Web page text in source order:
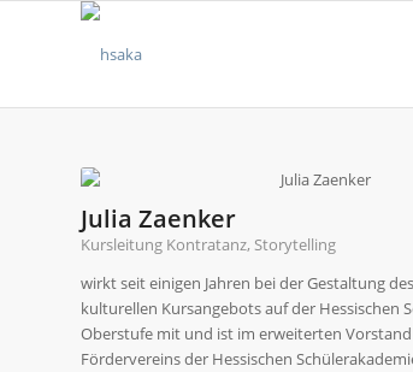
Julia Zaenker
Kursleitung Kontratanz, Storytelling
wirkt seit einigen Jahren bei der Gestaltung
kulturellen Kursangebots auf der Hessischen
Oberstufe mit und ist im erweiterten
Fördervereins der Hessischen